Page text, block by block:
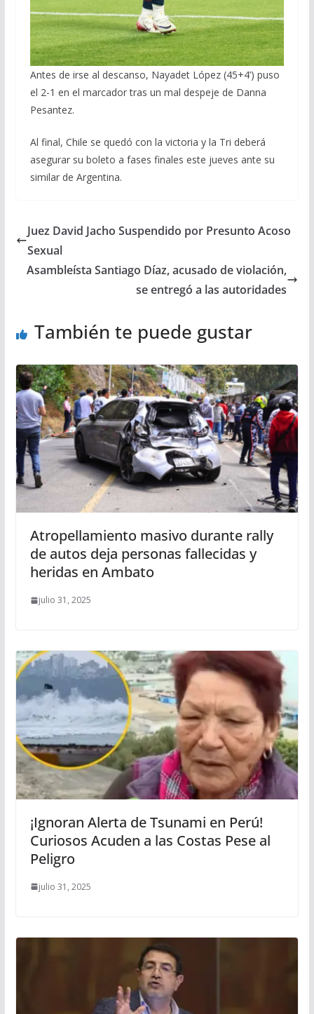
Antes de irse al descanso, Nayadet López (45+4’) puso
el 2-1 en el marcador tras un mal despeje de Danna
Pesantez.
Al final, Chile se quedó con la victoria y la Tri deberá
asegurar su boleto a fases finales este jueves ante su
similar de Argentina.
Juez David Jacho Suspendido por Presunto Acoso
Sexual
Asambleísta Santiago Díaz, acusado de violación,
se entregó a las autoridades
También te puede gustar
Atropellamiento masivo durante rally
de autos deja personas fallecidas y
heridas en Ambato
julio 31, 2025
¡Ignoran Alerta de Tsunami en Perú!
Curiosos Acuden a las Costas Pese al
Peligro
julio 31, 2025